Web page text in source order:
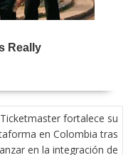
Ticketmaster fortalece su
en Colombia tras
en la integración de